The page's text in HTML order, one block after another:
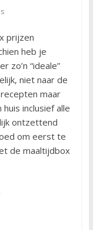
prijzen
heb je
zo’n “ideale”
niet naar de
maar
inclusief alle
ontzettend
om eerst te
de maaltijdbox